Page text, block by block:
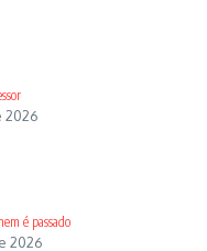
Felipe é do PT
2026
é passado
2026